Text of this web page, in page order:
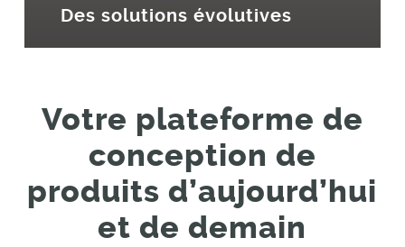
Des solutions évolutives
Votre plateforme de
conception de
produits d’aujourd’hui
et de demain